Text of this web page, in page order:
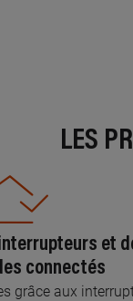
LES
et
connectés
grâce aux